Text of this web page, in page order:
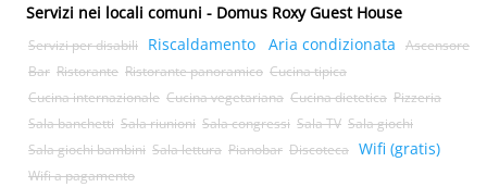
Servizi nei locali comuni - Domus Roxy Guest House
Servizi per disabili Riscaldamento Aria condizionata
Ascensore
Bar Ristorante Ristorante panoramico Cucina tipica
Cucina internazionale Cucina vegetariana Cucina dietetica Pizzeria
Sala banchetti Sala riunioni Sala congressi Sala TV Sala giochi
Sala giochi bambini Sala lettura Pianobar Discoteca Wifi (gratis)
Wifi a pagamento